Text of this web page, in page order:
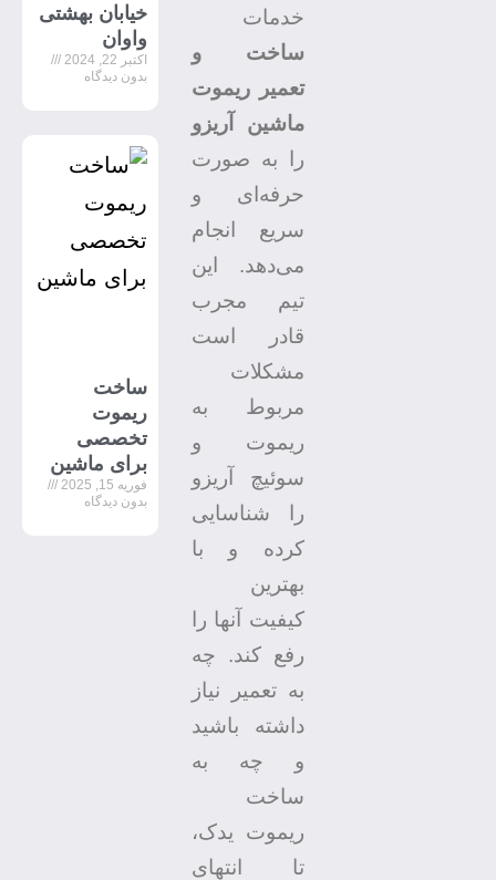
خدمات
ساخت و
تعمیر ریموت
ماشین آریزو
را به صورت
حرفه‌ای و
سریع انجام
می‌دهد. این
تیم مجرب
قادر است
مشکلات
مربوط به
ریموت و
سوئیچ آریزو
را شناسایی
کرده و با
بهترین
کیفیت آنها را
رفع کند. چه
به تعمیر نیاز
داشته باشید
و چه به
ساخت
ریموت یدک،
تا انتهای
خیابان بهشتی
واوان
اکتبر 22, 2024
بدون دیدگاه
ساخت
ریموت
تخصصی
برای ماشین
فوریه 15, 2025
بدون دیدگاه